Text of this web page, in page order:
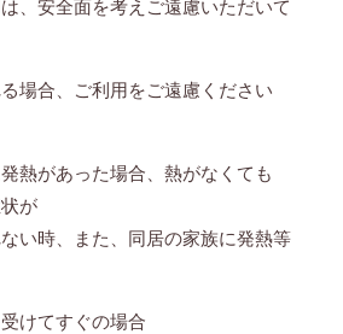
、安全面を考えご遠慮いただいて
場合、ご利用をご遠慮ください
があった場合、熱がなくても
が
い時、また、同居の家族に発熱等
けてすぐの場合